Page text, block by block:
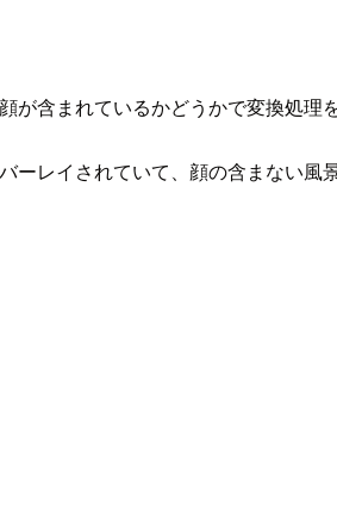
が含まれているかどうかで変換処理
レイされていて、顔の含まない風